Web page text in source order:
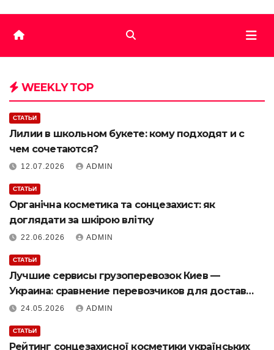
WEEKLY TOP
СТАТЬИ
Лилии в школьном букете: кому подходят и с
чем сочетаются?
12.07.2026 ADMIN
СТАТЬИ
Органічна косметика та сонцезахист: як
доглядати за шкірою влітку
22.06.2026 ADMIN
СТАТЬИ
Лучшие сервисы грузоперевозок Киев —
Украина: сравнение перевозчиков для доставки
грузов
24.05.2026 ADMIN
СТАТЬИ
Рейтинг сонцезахисної косметики українських